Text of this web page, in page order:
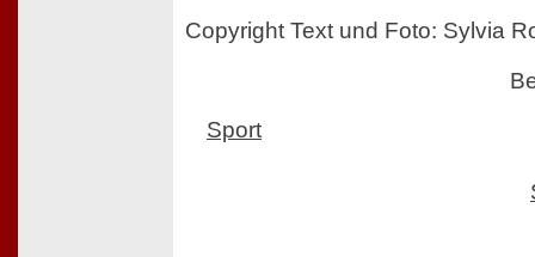
Copyright Text und Foto: Sylvia
Sport